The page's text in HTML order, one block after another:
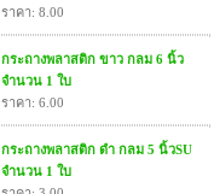
ราคา: 8.00
กระถางพลาสติก ขาว กลม 6 นิ้ว
จำนวน 1 ใบ
ราคา: 6.00
กระถางพลาสติก ดำ กลม 5 นิ้วSU
จำนวน 1 ใบ